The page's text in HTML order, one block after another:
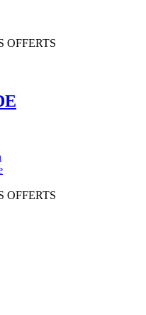
OFFERTS
OFFERTS